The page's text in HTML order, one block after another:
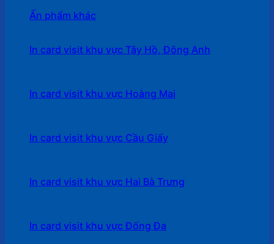
Ấn phẩm khác
In card visit khu vực Tây Hồ, Đông Anh
In card visit khu vực Hoàng Mai
In card visit khu vực Cầu Giấy
In card visit khu vực Hai Bà Trưng
In card visit khu vực Đống Đa